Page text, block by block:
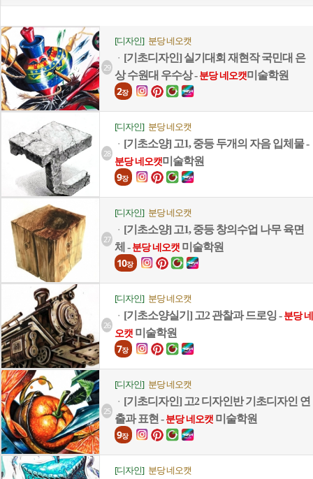
29
[디자인] 분당 네오캣
ㆍ [기초디자인] 실기대회 재현작 국민대 은
상 수원대 우수상 - 분당 네오캣미술학원
2장
28
[디자인] 분당 네오캣
ㆍ [기초소양] 고1, 중등 두개의 자음 입체물 -
분당 네오캣미술학원
9장
27
[디자인] 분당 네오캣
ㆍ [기초소양] 고1, 중등 창의수업 나무 육면
체 - 분당 네오캣 미술학원
10장
26
[디자인] 분당 네오캣
ㆍ [기초소양실기] 고2 관찰과 드로잉 - 분당 네
오캣 미술학원
7장
25
[디자인] 분당 네오캣
ㆍ [기초디자인] 고2 디자인반 기초디자인 연
출과 표현 - 분당 네오캣 미술학원
9장
[디자인] 분당 네오캣